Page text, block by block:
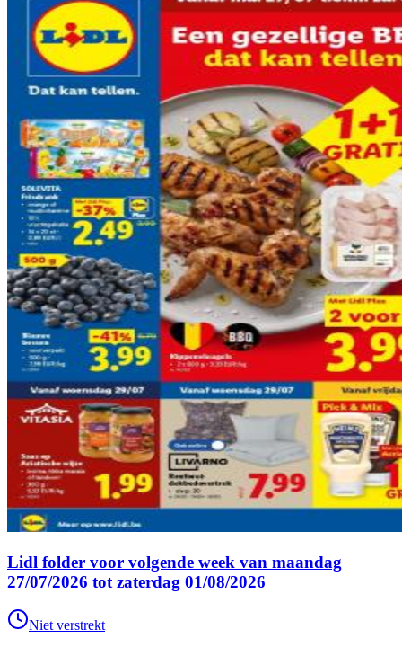
Lidl folder voor volgende week van maandag
27/07/2026 tot zaterdag 01/08/2026
Niet verstrekt